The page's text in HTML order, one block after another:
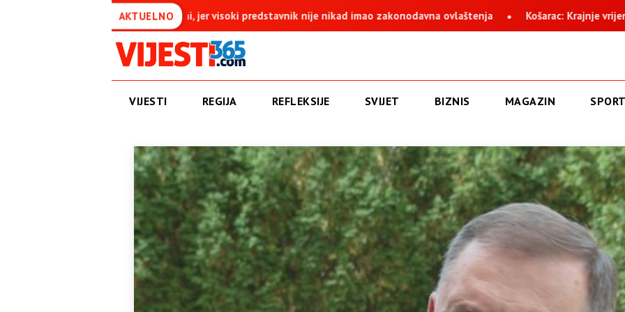
AKTUELNO
ništavni, jer visoki predstavnik nije nikad imao zakonodavna ovlaštenja Košarac: Krajnje vrijeme da se okonča
VIJESTI REGIJA REFLEKSIJE SVIJET BIZNIS MAGAZIN SPORT